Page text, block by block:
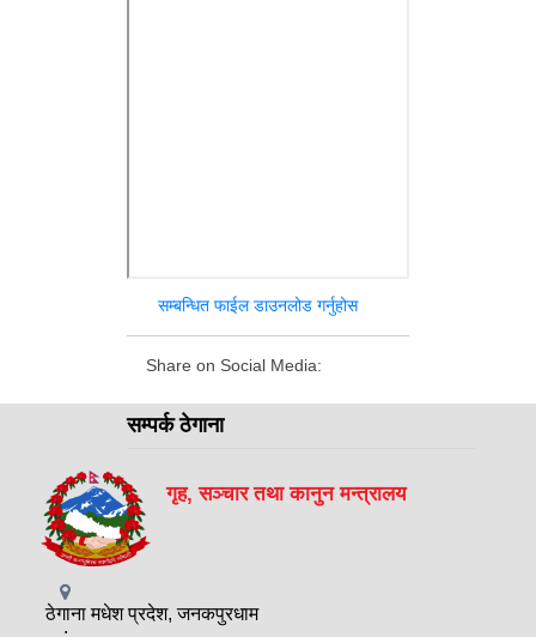
सम्बन्धित फाईल डाउनलोड गर्नुहोस
Share on Social Media:
सम्पर्क ठेगाना
गृह, सञ्चार तथा कानुन मन्त्रालय
ठेगाना मधेश प्रदेश, जनकपुरधाम